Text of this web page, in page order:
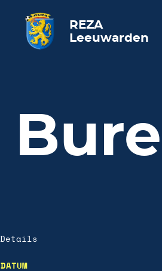
REZA
Leeuwarden
Details
DATUM